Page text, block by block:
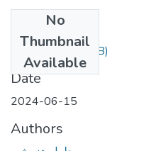
No
Thumbnail
Available
10.pdf(616.72 KB)
Date
2024-06-15
Authors